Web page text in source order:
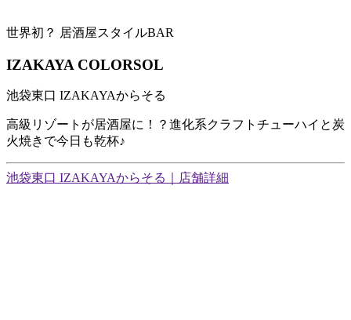
世界初？ 居酒屋スタイルBAR
IZAKAYA COLORSOL
池袋東口 IZAKAYAからそる
高級リゾートが居酒屋に！？進化系クラフトチューハイと炭
火焼きで今日も乾杯♪
池袋東口 IZAKAYAからそる｜店舗詳細